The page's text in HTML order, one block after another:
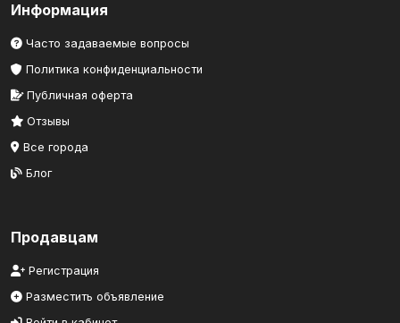
Информация
Часто задаваемые вопросы
Политика конфиденциальности
Публичная оферта
Отзывы
Все города
Блог
Продавцам
Регистрация
Разместить объявление